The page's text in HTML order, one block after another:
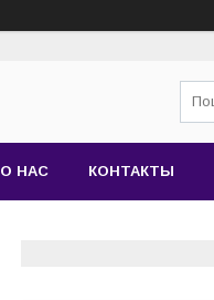
О НАС КОНТАКТЫ